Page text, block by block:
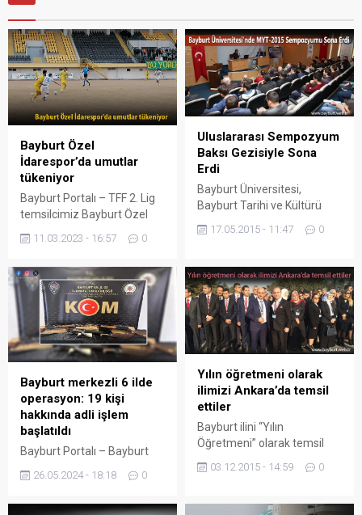
Bayburt Özel
İdarespor’da umutlar
tükeniyor
Bayburt Portalı – TFF 2. Lig
temsilcimiz Bayburt Özel
Şanlıurfaspor’a mağlup
Stadyumu’nda saat 14.00’te
başlayan karşılaşmayı
Süleyman Soyutürk,
Oğuzhan Yiğit Karpuz,
Bedirhan Soydemir hakem
üçlüsü yönetti.
Karşılaşmanın ilk devresi
daha çok rakip
Şanlıurfaspor’un
kontrolünde geçti. Saha
zemininin de etkisiyle
Bayburt Özel İdarespor’da
21. dakikada sakatlık
11.03.2023 - 16:57 0
Uluslararası Sempozyum
Baksı Gezisiyle Sona
Erdi
Bayburt Üniversitesi,
Bayburt Tarihi ve Kültürü
Merkezi tarafından
Günümüze Türk-Ermeni
İlişkileri Uluslararası
Sempozyumu’ geziyle sona
erdi Faydalı ve ufuk açıcı
tebliğler sunan
akademisyenler, Bayburt’a
45 kilometre uzaklıktaki
Bayraktar köyünde bulunan
Baksı Müzesi’ni gezdi.
akademisyenleri Baksı
Müzesi Kurucusu Prof. Dr.
Hüsamettin Koçan karşıladı.
17.05.2015 - 11:47 0
Bayburt merkezli 6 ilde
operasyon: 19 kişi
hakkında adli işlem
başlatıldı
Bayburt Portalı – Bayburt
gerçekleştirilen silah
26.05.2024 - 18:18 0
Yılın öğretmeni olarak
ilimizi Ankara’da temsil
ettiler
Bayburt ilini “Yılın
Öğretmeni” olarak temsil
Turgut Şahin seçildi. 24
illerin temsilcileri ile birlikte
03.12.2015 - 14:59 0